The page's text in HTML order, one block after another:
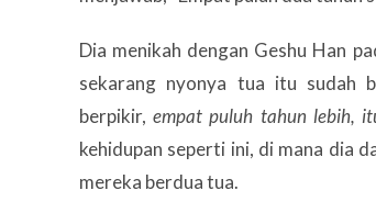
Dia menikah dengan Geshu Han
sekarang nyonya tua itu sudah
berpikir,empat puluh tahun lebih,
kehidupan seperti ini, di mana dia
mereka berdua tua.